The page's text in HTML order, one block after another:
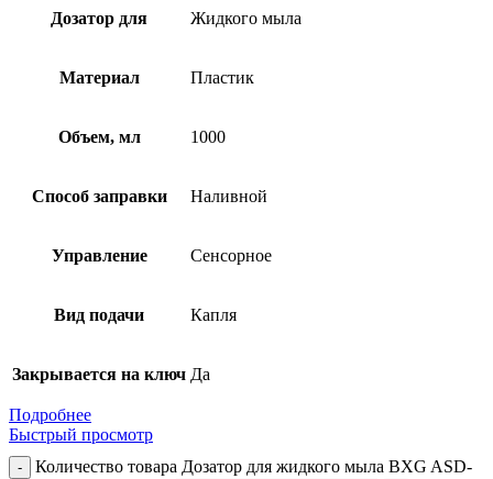
Дозатор для Жидкого мыла
Материал Пластик
Объем, мл 1000
Способ заправки Наливной
Управление Сенсорное
Вид подачи Капля
Закрывается на ключ Да
Подробнее
Быстрый просмотр
Количество товара Дозатор для жидкого мыла BXG ASD-